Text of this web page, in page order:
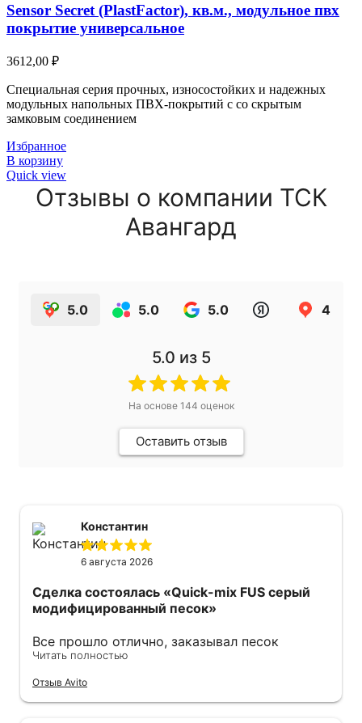
Sensor Secret (PlastFactor), кв.м., модульное пвх
покрытие универсальное
3612,00 ₽
Специальная серия прочных, износостойких и надежных
модульных напольных ПВХ-покрытий с со скрытым
замковым соединением
Избранное
В корзину
Quick view
Отзывы о компании ТСК
Авангард
5.0 5.0 5.0 4.9
5.0 из 5
На основе 144 оценок
Оставить отзыв
Константин
6 августа 2026
Сделка состоялась «Quick-mix FUS серый
модифицированный песок»
Все прошло отлично, заказывал песок
модифицированный. Продавец оперативно
Советую 👍
Читать полностью
Отзыв Avito